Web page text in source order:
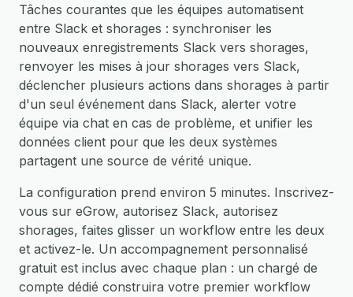
Tâches courantes que les équipes automatisent
entre Slack et shorages : synchroniser les
nouveaux enregistrements Slack vers shorages,
renvoyer les mises à jour shorages vers Slack,
déclencher plusieurs actions dans shorages à partir
d'un seul événement dans Slack, alerter votre
équipe via chat en cas de problème, et unifier les
données client pour que les deux systèmes
partagent une source de vérité unique.
La configuration prend environ 5 minutes. Inscrivez-
vous sur eGrow, autorisez Slack, autorisez
shorages, faites glisser un workflow entre les deux
et activez-le. Un accompagnement personnalisé
gratuit est inclus avec chaque plan : un chargé de
compte dédié construira votre premier workflow